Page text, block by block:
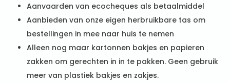
Aanvaarden van ecocheques als betaalmiddel
Aanbieden van onze eigen herbruikbare tas om
bestellingen in mee naar huis te nemen
Alleen nog maar kartonnen bakjes en papieren
zakken om gerechten in in te pakken. Geen gebruik
meer van plastiek bakjes en zakjes.